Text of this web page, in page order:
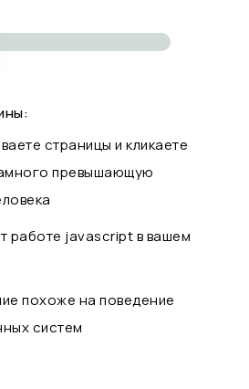
страницы и кликаете
превышающую
работе javascript в вашем
похоже на поведение
систем